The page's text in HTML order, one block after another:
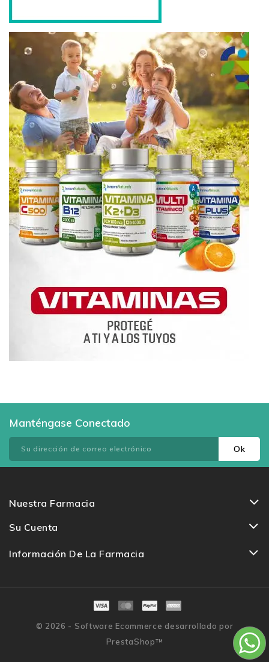
Manténgase Conectado
Nuestra Farmacia
Su Cuenta
Información De La Farmacia
© 2026 - Software Ecommerce desarrollado por
PrestaShop™